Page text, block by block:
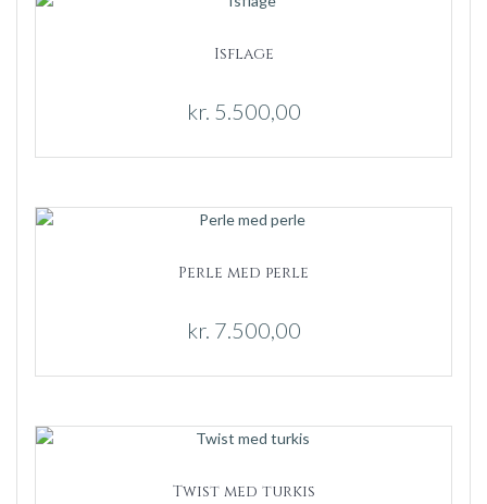
Isflage
kr. 5.500,00
Perle med perle
kr. 7.500,00
Twist med turkis